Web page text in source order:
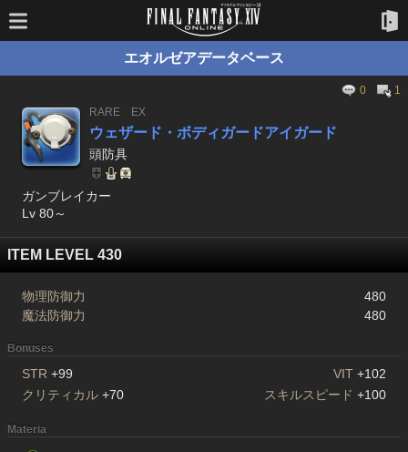
エオルゼアデータベース
0
1
RARE
EX
ウェザード・ボディガードアイガード
頭防具
ガンブレイカー
Lv 80～
ITEM LEVEL 430
物理防御力
480
魔法防御力
480
Bonuses
STR +99 VIT +102
クリティカル +70 スキルスピード +100
Materia